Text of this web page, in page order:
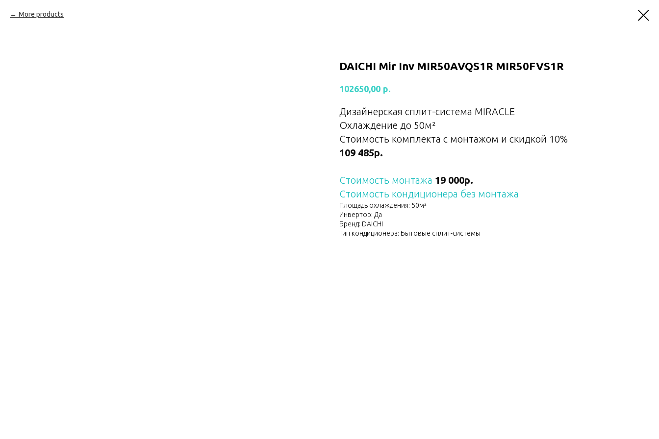
More products
DAICHI Mir Inv MIR50AVQS1R MIR50FVS1R
102650,00 р.
Дизайнерская сплит-система MIRACLE
Охлаждение до 50м²
Стоимость комплекта с монтажом и скидкой 10%
109 485р.
Стоимость монтажа 19 000р.
Стоимость кондиционера без монтажа
Площадь охлаждения: 50м²
Инвертор: Да
Бренд: DAICHI
Тип кондиционера: Бытовые сплит-системы